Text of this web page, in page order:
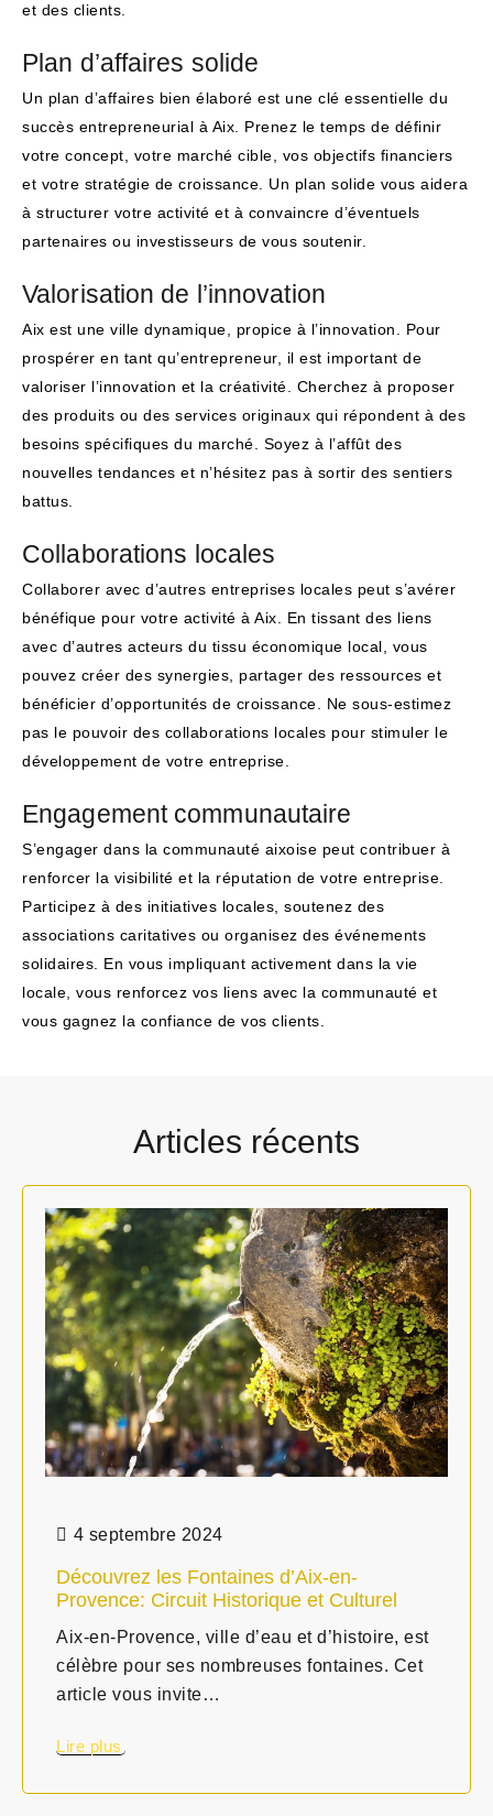
et des clients.
Plan d’affaires solide
Un plan d’affaires bien élaboré est une clé essentielle du
succès entrepreneurial à Aix. Prenez le temps de définir
votre concept, votre marché cible, vos objectifs financiers
et votre stratégie de croissance. Un plan solide vous aidera
à structurer votre activité et à convaincre d’éventuels
partenaires ou investisseurs de vous soutenir.
Valorisation de l’innovation
Aix est une ville dynamique, propice à l’innovation. Pour
prospérer en tant qu’entrepreneur, il est important de
valoriser l’innovation et la créativité. Cherchez à proposer
des produits ou des services originaux qui répondent à des
besoins spécifiques du marché. Soyez à l’affût des
nouvelles tendances et n’hésitez pas à sortir des sentiers
battus.
Collaborations locales
Collaborer avec d’autres entreprises locales peut s’avérer
bénéfique pour votre activité à Aix. En tissant des liens
avec d’autres acteurs du tissu économique local, vous
pouvez créer des synergies, partager des ressources et
bénéficier d’opportunités de croissance. Ne sous-estimez
pas le pouvoir des collaborations locales pour stimuler le
développement de votre entreprise.
Engagement communautaire
S’engager dans la communauté aixoise peut contribuer à
renforcer la visibilité et la réputation de votre entreprise.
Participez à des initiatives locales, soutenez des
associations caritatives ou organisez des événements
solidaires. En vous impliquant activement dans la vie
locale, vous renforcez vos liens avec la communauté et
vous gagnez la confiance de vos clients.
Articles récents
4 septembre 2024
Découvrez les Fontaines d’Aix-en-
Provence: Circuit Historique et Culturel
Aix-en-Provence, ville d’eau et d’histoire, est
célèbre pour ses nombreuses fontaines. Cet
article vous invite…
Lire plus